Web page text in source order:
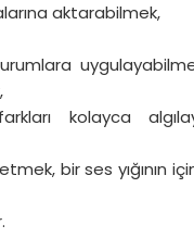
aktarabilmek,
kolayca
bir ses yığının